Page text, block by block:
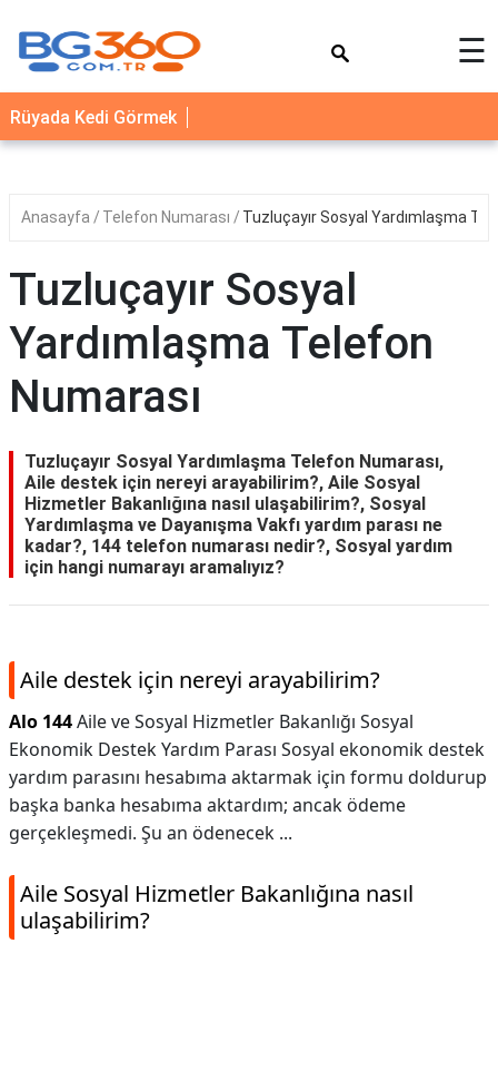
YEMEK
TARİFLERİ
SAĞLIK
İLETİŞİM
☰
Rüyada Kedi Görmek
Anasayfa Telefon Numarası Tuzluçayır Sosyal Yardımlaşma
Tuzluçayır Sosyal
Yardımlaşma Telefon
Numarası
Tuzluçayır Sosyal Yardımlaşma Telefon Numarası,
Aile destek için nereyi arayabilirim?, Aile Sosyal
Hizmetler Bakanlığına nasıl ulaşabilirim?, Sosyal
Yardımlaşma ve Dayanışma Vakfı yardım parası ne
kadar?, 144 telefon numarası nedir?, Sosyal yardım
için hangi numarayı aramalıyız?
Aile destek için nereyi arayabilirim?
Alo 144Aile ve Sosyal Hizmetler Bakanlığı Sosyal
Ekonomik Destek Yardım Parası Sosyal ekonomik destek
yardım parasını hesabıma aktarmak için formu doldurup
başka banka hesabıma aktardım; ancak ödeme
gerçekleşmedi. Şu an ödenecek ...
Aile Sosyal Hizmetler Bakanlığına nasıl
ulaşabilirim?